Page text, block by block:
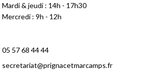
Mardi & jeudi : 14h - 17h30
Mercredi : 9h - 12h
05 57 68 44 44
secretariat@prignacetmarcamps.fr